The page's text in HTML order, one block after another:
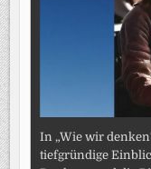
In „Wie wir
tiefgründige